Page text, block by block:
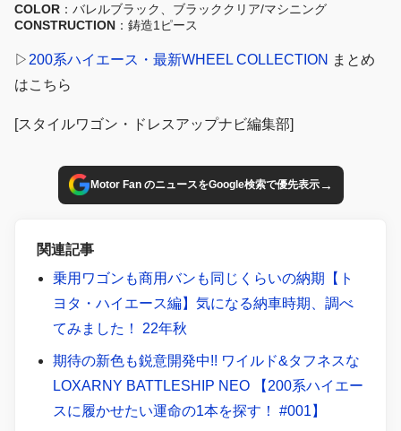
COLOR ：バレルブラック、ブラッククリア/マシニング
CONSTRUCTION ：鋳造1ピース
▷ 200系ハイエース・最新WHEEL COLLECTION まとめ
はこちら
[スタイルワゴン・ドレスアップナビ編集部]
Motor Fan のニュースをGoogle検索で優先表示→
関連記事
乗用ワゴンも商用バンも同じくらいの納期【ト
ヨタ・ハイエース編】気になる納車時期、調べ
てみました！ 22年秋
期待の新色も鋭意開発中!! ワイルド&タフネスな
LOXARNY BATTLESHIP NEO 【200系ハイエー
スに履かせたい運命の1本を探す！ #001】